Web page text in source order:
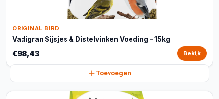
ORIGINAL BIRD
Vadigran Sijsjes & Distelvinken Voeding - 15kg
€98,43 Bekijk
Toevoegen